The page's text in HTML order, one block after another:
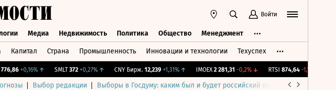
Войти
Медиа Недвижимость Политика Общество Менеджмент
Капитал Страна Промышленность Инновации и технологии Техуспех
+0,16%↑ SMLT 372 +0,27%↑ CNY Бирж. 12,239 +1,31%↑ IMOEX 2 281,31 -0,2%↓ RTSI 874,64 -1,12%
Выбор редакции Выборы в Госдуму: каким был и будет российский парламент